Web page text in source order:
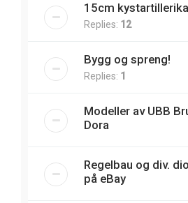
15cm
Replies: 12
Bygg og spreng!
Replies: 1
Modeller av UBB
Dora
Regelbau og div.
på eBay